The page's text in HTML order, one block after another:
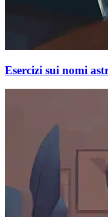
Esercizi sui nomi